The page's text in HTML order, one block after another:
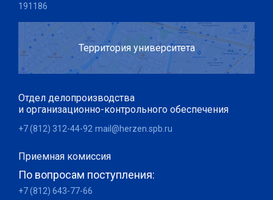
191186
Территория университета
Отдел делопроизводства
и организационно-контрольного обеспечения
+7 (812) 312-44-92 mail@herzen.spb.ru
Приемная комиссия
По вопросам поступления:
+7 (812) 643-77-66